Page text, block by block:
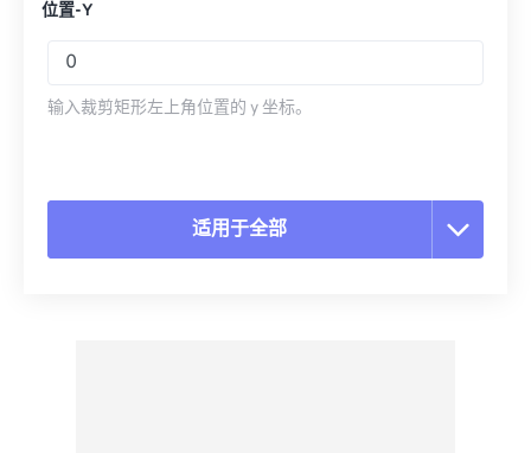
位置-Y
输入裁剪矩形左上角位置的 y 坐标。
适用于全部